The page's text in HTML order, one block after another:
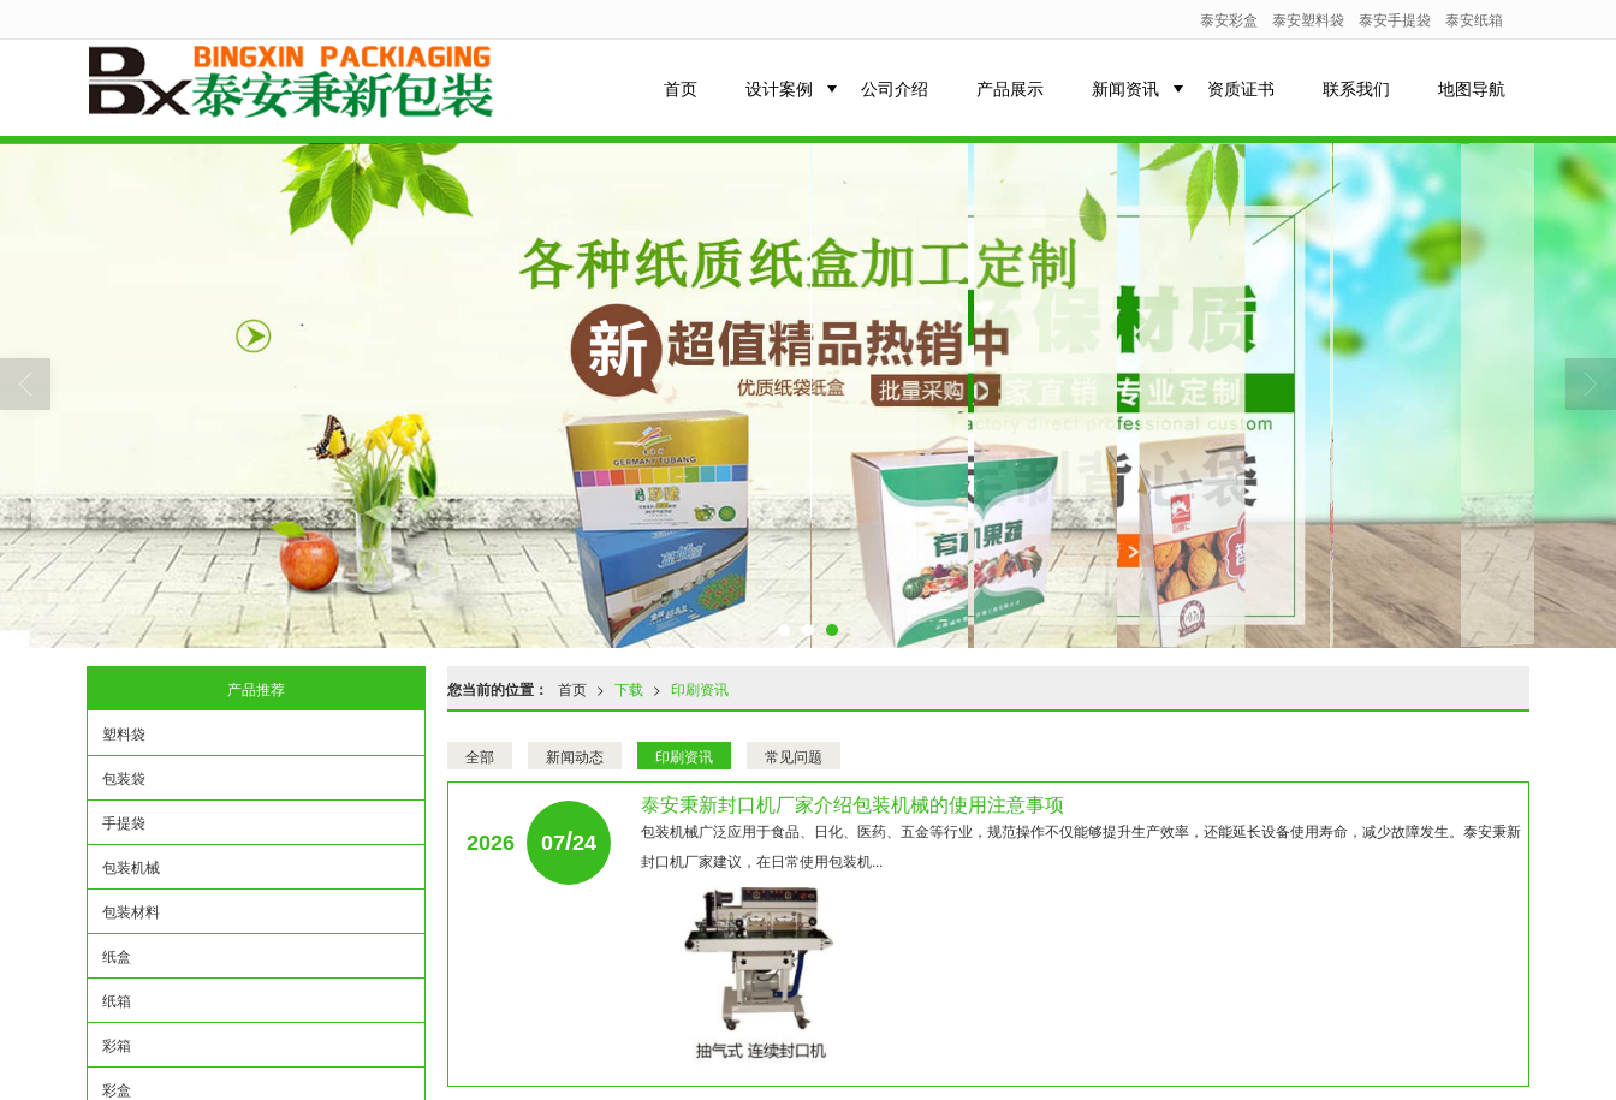
泰安彩盒 泰安塑料袋 泰安手提袋 泰安纸箱
首页 设计案例 公司介绍 产品展示 新闻资讯 资质证书 联系我们 地图导航
您当前的位置： 首页 > 下载 > 印刷资讯
全部 新闻动态 印刷资讯 常见问题
2026 07/24
泰安秉新封口机厂家介绍包装机械的使用注意事项
包装机械广泛应用于食品、日化、医药、五金等行业，规范操作不仅能够提升生产效率，还能延长设备使用寿命，减少故障发生。泰安秉新
封口机厂家建议，在日常使用包装机...
产品推荐
塑料袋
包装袋
手提袋
包装机械
包装材料
纸盒
纸箱
彩箱
彩盒